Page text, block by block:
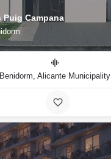
Campana
Benidorm, Alicante Municipality